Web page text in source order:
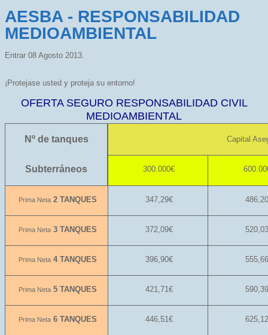
AESBA - RESPONSABILIDAD
MEDIOAMBIENTAL
Entrar 08 Agosto 2013.
¡Protejase usted y proteja su entorno!
OFERTA SEGURO RESPONSABILIDAD CIVIL
MEDIOAMBIENTAL
Nº de tanques Capital
Subterráneos 300.000€
Prima Neta 2 TANQUES 347,29€
Prima Neta 3 TANQUES 372,09€
Prima Neta 4 TANQUES 396,90€
Prima Neta 5 TANQUES 421,71€
Prima Neta 6 TANQUES 446,51€